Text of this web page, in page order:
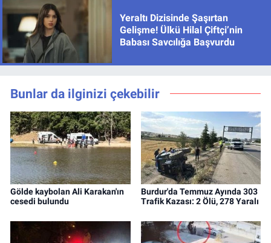
Yeraltı Dizisinde Şaşırtan
Gelişme! Ülkü Hilal Çiftçi’nin
Babası Savcılığa Başvurdu
Bunlar da ilginizi çekebilir
Gölde kaybolan Ali Karakan'ın
cesedi bulundu
Burdur'da Temmuz Ayında 303
Trafik Kazası: 2 Ölü, 278 Yaralı